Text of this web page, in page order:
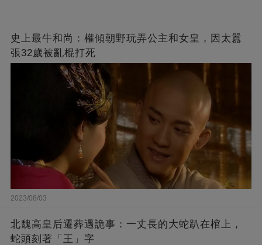
史上最牛和尚：權傾朝野玩弄公主和女皇，因太囂
張32歲被亂棍打死
2023/08/03
北魏高皇后遷葬遇詭事：一丈長的大蛇趴在棺上，
蛇頭刻著「王」字